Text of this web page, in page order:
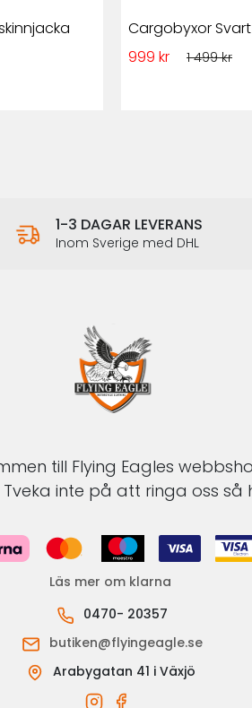
Cargobyxor Svart
999 kr
1 499 kr
1-3 DAGAR LEVERANS
Inom Sverige med DHL
till Flying Eagles
inte på att ringa oss
Läs mer om klarna
0470- 20357
butiken@flyingeagle.se
Arabygatan 41 i Växjö